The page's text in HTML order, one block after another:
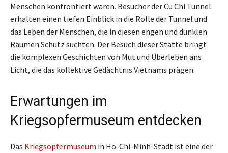
Menschen konfrontiert waren. Besucher der Cu Chi Tunnel
erhalten einen tiefen Einblick in die Rolle der Tunnel und
das Leben der Menschen, die in diesen engen und dunklen
Räumen Schutz suchten. Der Besuch dieser Stätte bringt
die komplexen Geschichten von Mut und Überleben ans
Licht, die das kollektive Gedächtnis Vietnams prägen.
Erwartungen im
Kriegsopfermuseum entdecken
Das Kriegsopfermuseum in Ho-Chi-Minh-Stadt ist eine der